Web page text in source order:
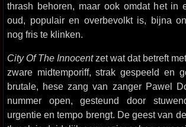
thrash behoren, maar ook omdat het in
oud, populair en overbevolkt is, bijna
nog fris te klinken.
City Of The Innocentzet wat dat betreft
zware midtemporiff, strak gespeeld en
brutale, hese zang van zanger Pawel
nummer open, gesteund door
urgentie en tempo brengt. De geest van